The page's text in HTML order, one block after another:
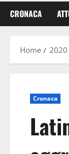
CRONACA
Home 2020
Cronaca